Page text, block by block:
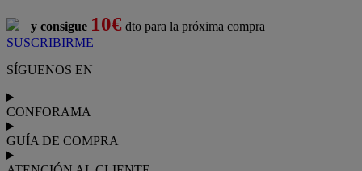
y consigue 10€ dto para la próxima compra
SUSCRIBIRME
SÍGUENOS EN
CONFORAMA
GUÍA DE COMPRA